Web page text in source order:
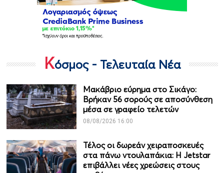
Κόσμος - Τελευταία Νέα
Μακάβριο εύρημα στο Σικάγο:
Βρήκαν 56 σορούς σε αποσύνθεση
μέσα σε γραφείο τελετών
08/08/2026 16:00
Τέλος οι δωρεάν χειραποσκευές
στα πάνω ντουλαπάκια: Η Jetstar
επιβάλλει νέες χρεώσεις στους